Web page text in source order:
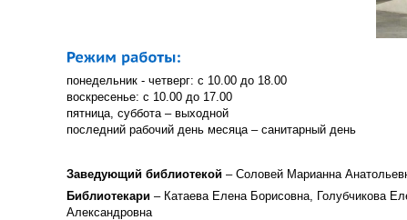
понедельник - четверг: с 10.00 до 18.00
воскресенье: с 10.00 до 17.00
пятница, суббота – выходной
последний рабочий день месяца – санитарный день
Заведующий библиотекой – Соловей Марианна
Библиотекари – Катаева Елена Борисовна, Голубчикова
Александровна